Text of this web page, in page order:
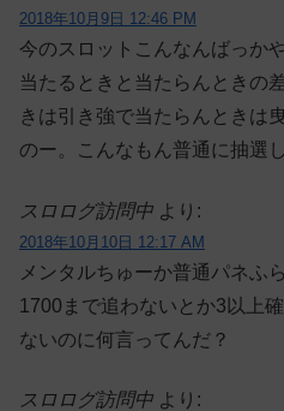
2018年10月9日 12:46 PM
今のスロットこんなんばっかや
当たるときと当たらんときの
きは引き強で当たらんときは
のー。こんなもん普通に抽選
スロログ訪問中 より:
2018年10月10日 12:17 AM
メンタルちゅーか普通パネ
1700まで追わないとか3以上
ないのに何言ってんだ？
スロログ訪問中 より: